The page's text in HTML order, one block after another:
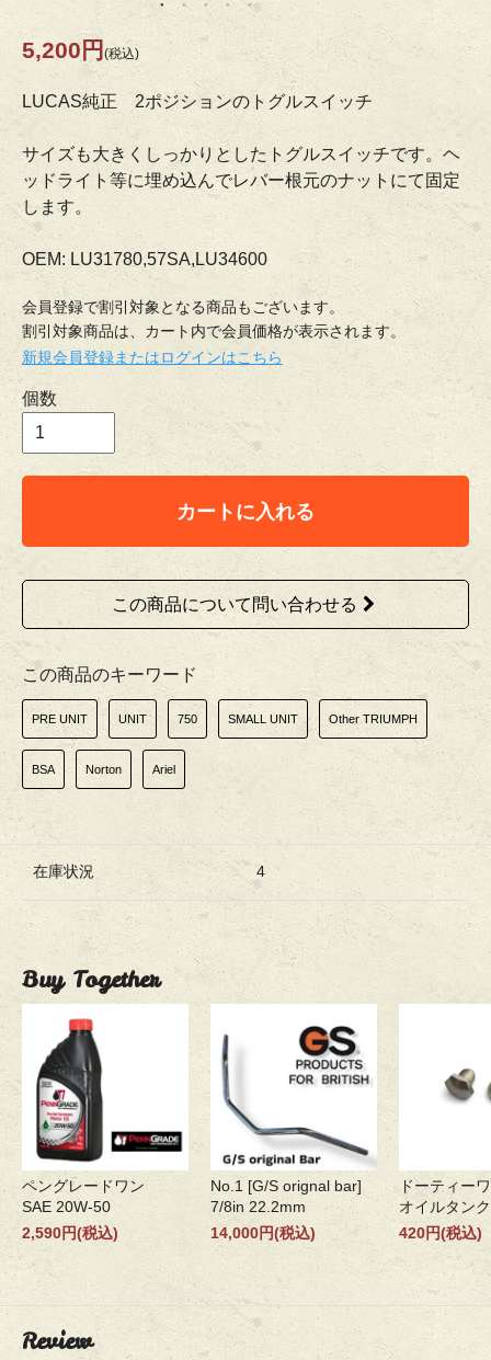
5,200円 (税込)
LUCAS純正 2ポジションのトグルスイッチ
サイズも大きくしっかりとしたトグルスイッチです。ヘ
ッドライト等に埋め込んでレバー根元のナットにて固定
します。
OEM: LU31780,57SA,LU34600
会員登録で割引対象となる商品もございます。
割引対象商品は、カート内で会員価格が表示されます。
新規会員登録またはログインはこちら
個数
カートに入れる
この商品について問い合わせる
この商品のキーワード
PRE UNIT UNIT 750 SMALL UNIT Other TRIUMPH
BSA Norton Ariel
在庫状況 4
Buy Together
ペングレードワン
SAE 20W-50
2,590円(税込)
No.1 [G/S orignal bar]
7/8in 22.2mm
14,000円(税込)
ドーティー
オイルタン
420円(税込)
Review